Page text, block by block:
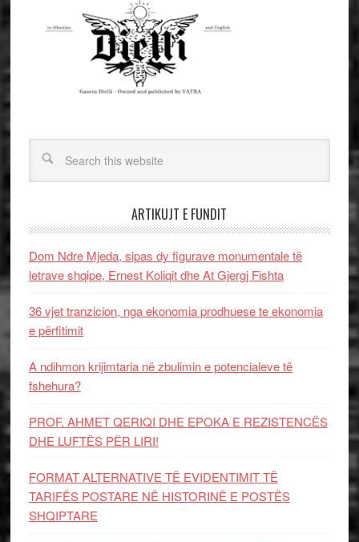
ARTIKUJT E FUNDIT
Dom Ndre Mjeda, sipas dy figurave monumentale të
letrave shqipe, Ernest Koliqit dhe At Gjergj Fishta
36 vjet tranzicion, nga ekonomia prodhuese te ekonomia
e përfitimit
A ndihmon krijimtaria në zbulimin e potencialeve të
fshehura?
PROF. AHMET QERIQI DHE EPOKA E REZISTENCЁS
DHE LUFTЁS PЁR LIRI!
FORMAT ALTERNATIVE TË EVIDENTIMIT TË
TARIFËS POSTARE NË HISTORINË E POSTËS
SHQIPTARE